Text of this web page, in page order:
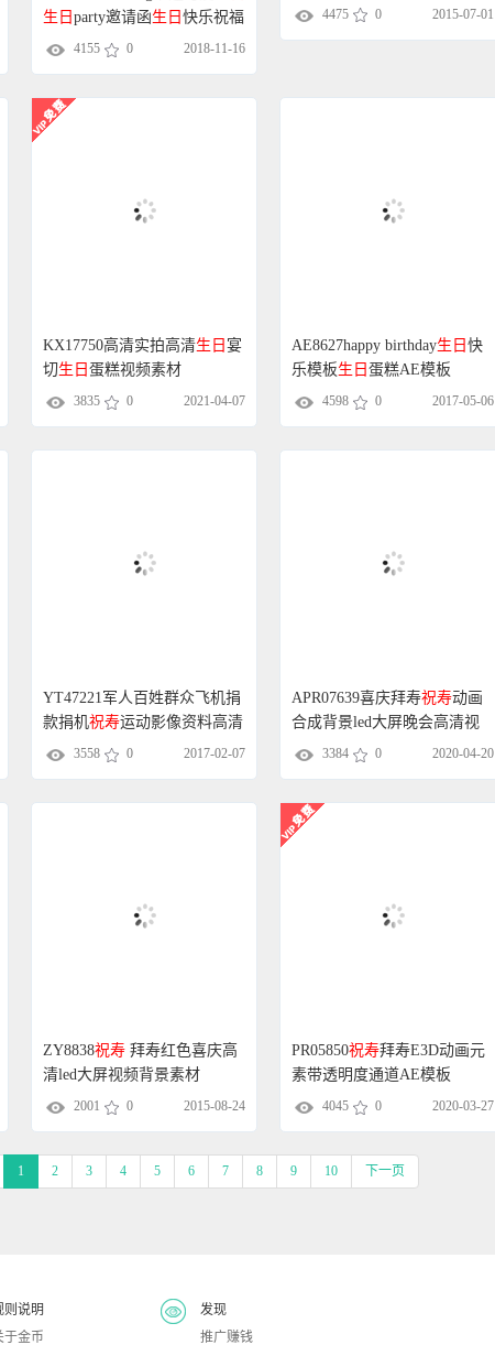
生日
party邀请函 生日 快乐祝福
4155 0 2018-11-16
4475 0 2015-07-01
KX17750高清实拍高清 生日 宴
切生日 蛋糕视频素材
3835 0 2021-04-07
乐模板生日 蛋糕AE模板
4598 0 2017-05-06
YT47221军人百姓群众飞机捐
款捐机祝寿运动影像资料高清
3558 0 2017-02-07
APR07639喜庆拜寿祝寿动画
合成背景led大屏晚会高清视
频素材3384 0 2020-04-20
ZY8838祝寿 拜寿红色喜庆高
清led大屏视频背景素材
2001 0 2015-08-24
PR05850祝寿拜寿E3D动画元
素带透明度通道AE模板
4045 0 2020-03-27
1 2 3 4 5 6 7 8 9 10 下一页
则说明
于金币
发现
推广赚钱